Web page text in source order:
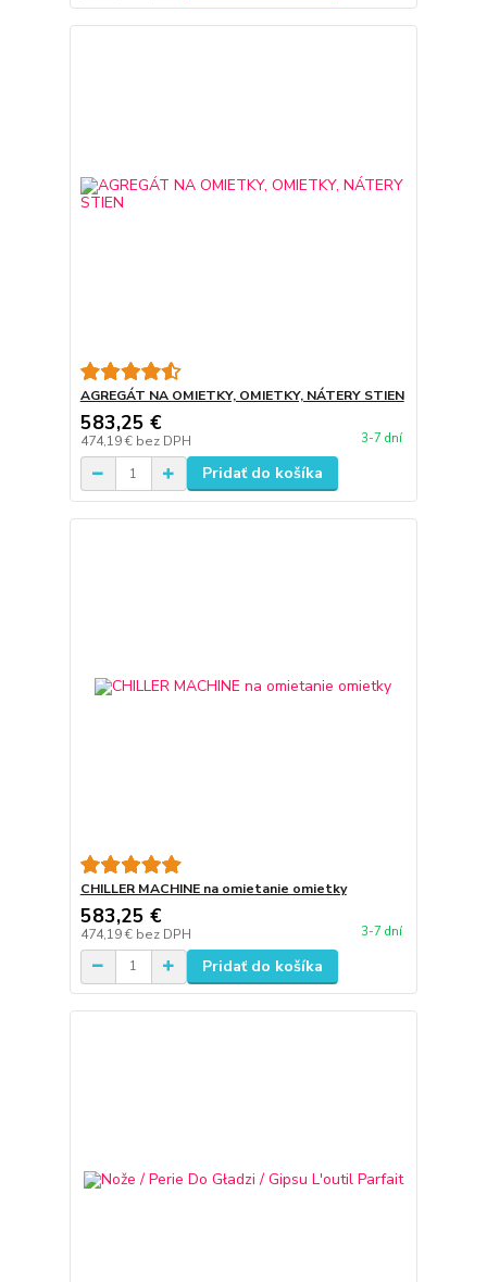
AGREGÁT NA OMIETKY, OMIETKY, NÁTERY STIEN
583,25 €
474,19 € bez DPH 3-7 dní
Pridať do košíka
CHILLER MACHINE na omietanie omietky
583,25 €
474,19 € bez DPH 3-7 dní
Pridať do košíka